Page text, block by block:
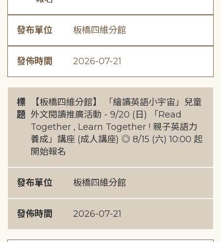
發布單位 板橋四維分館
發佈時間 2026-07-21
標
題
【板橋四維分館】 「繪讀英語小宇宙」兒童
外文閱讀推廣活動 - 9/20 (日) 「Read
Together , Learn Together ! 親子英語力
養成」講座 (成人講座) ◎ 8/15 (六) 10:00 起
開始報名
發布單位 板橋四維分館
發佈時間 2026-07-21